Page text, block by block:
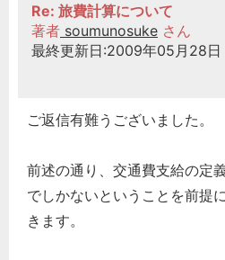
Re: 旅費計算について
著者 soumunosuke さん
最終更新日:2009年05月28日
ご返信有難うございました。
前述の通り、交通費支給の定
でしかないということを前提
きます。